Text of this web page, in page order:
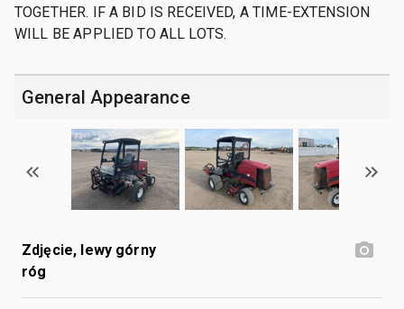
TOGETHER. IF A BID IS RECEIVED, A TIME-EXTENSION
WILL BE APPLIED TO ALL LOTS.
General Appearance
Zdjęcie, lewy górny
róg